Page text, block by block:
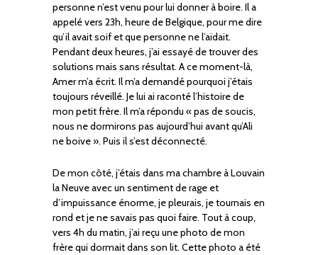
personne n’est venu pour lui donner à boire. Il a
appelé vers 23h, heure de Belgique, pour me dire
qu’il avait soif et que personne ne l’aidait.
Pendant deux heures, j’ai essayé de trouver des
solutions mais sans résultat. A ce moment-là,
Amer m’a écrit. Il m’a demandé pourquoi j’étais
toujours réveillé. Je lui ai raconté l’histoire de
mon petit frère. Il m’a répondu « pas de soucis,
nous ne dormirons pas aujourd’hui avant qu’Ali
ne boive ». Puis il s’est déconnecté.
De mon côté, j’étais dans ma chambre à Louvain
la Neuve avec un sentiment de rage et
d’impuissance énorme, je pleurais, je tournais en
rond et je ne savais pas quoi faire. Tout à coup,
vers 4h du matin, j’ai reçu une photo de mon
frère qui dormait dans son lit. Cette photo a été